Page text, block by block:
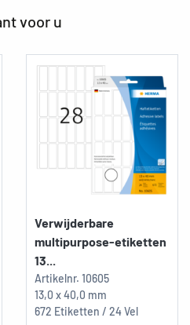
voor u
Verwijderbare
multipurpose-etiketten
13...
Artikelnr. 10605
13,0 x 40,0 mm
672 Etiketten / 24 Vel